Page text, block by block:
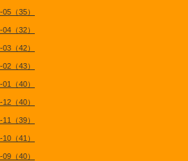
（35）
（32）
（42）
（43）
（40）
（40）
（39）
（41）
（40）